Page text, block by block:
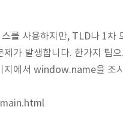
를 사용하지만, TLD나 1차
제가 발생합니다. 한가지 팁
지에서 window.name을 조